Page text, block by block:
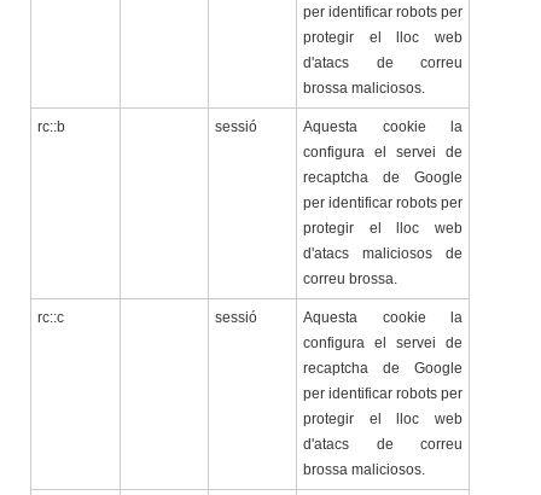
per identificar robots per
protegir el lloc web
d'atacs de correu
brossa maliciosos.
rc::b sessió
Aquesta cookie la
configura el servei de
recaptcha de Google
per identificar robots per
protegir el lloc web
d'atacs maliciosos de
correu brossa.
rc::c sessió
Aquesta cookie la
configura el servei de
recaptcha de Google
per identificar robots per
protegir el lloc web
d'atacs de correu
brossa maliciosos.